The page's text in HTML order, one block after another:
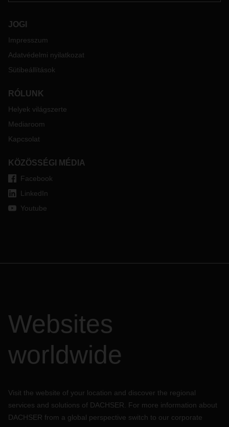
JOGI
Impresszum
Adatvédelmi nyilatkozat
Sütibeállítások
RÓLUNK
Helyek világszerte
Mediaroom
Kapcsolat
KÖZÖSSÉGI MÉDIA
Facebook
LinkedIn
Youtube
Websites
worldwide
Visit the website of your location and discover the regional
services and solutions of DACHSER. For more information about
DACHSER from a global perspective switch to our corporate